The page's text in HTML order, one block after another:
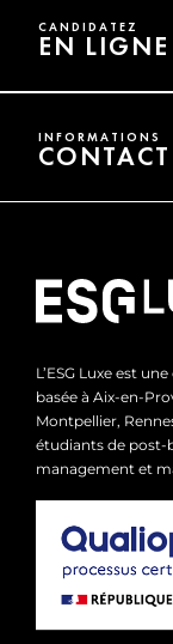
CANDIDATEZ
EN LIGNE
INFORMATIONS
L’ESG Luxe est
basée à Aix-en-
Montpellier,
étudiants de post-
management et